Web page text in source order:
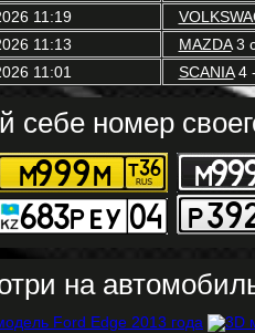
11:19
11:13 MAZDA3
11:01 SCANIA4
себе номер
на